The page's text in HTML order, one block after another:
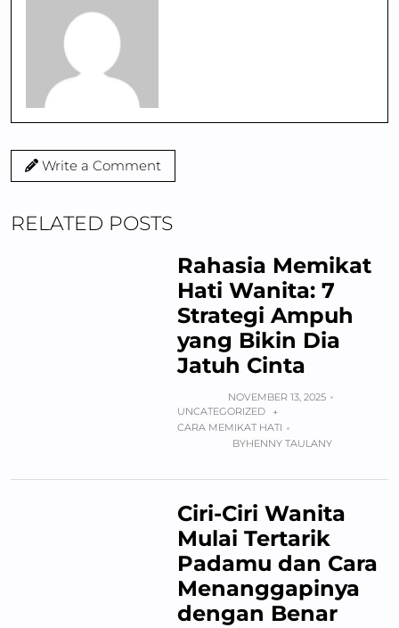
Write a Comment
RELATED POSTS
Rahasia Memikat
Hati Wanita: 7
Strategi Ampuh
yang Bikin Dia
Jatuh Cinta
NOVEMBER 13, 2025
UNCATEGORIZED
+
CARA MEMIKAT HATI
BYHENNY TAULANY
Ciri-Ciri Wanita
Mulai Tertarik
Padamu dan Cara
Menanggapinya
dengan Benar